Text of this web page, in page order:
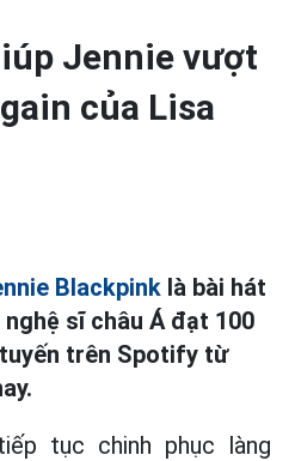
Jennie vượt
của Lisa
Blackpink là bài hát
sĩ châu Á đạt 100
trên Spotify từ
tục chinh phục làng